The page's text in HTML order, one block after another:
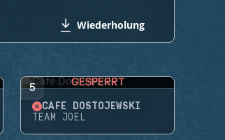
Wiederholung
5 GESPERRT
CAFÉ DOSTOJEWSKI
TEAM JOEL